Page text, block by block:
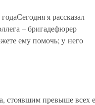
я рассказал
– бригадефюрер
ему помочь; у него
стоявшим превыше всех